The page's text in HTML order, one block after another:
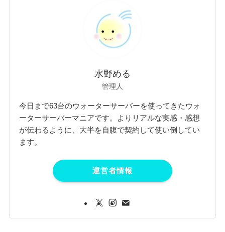
水野める
管理人
今日まで63台のウォーターサーバーを使ってきたウォ
ーターサーバーマニアです。よりリアルな実感・感想
が伝わるように、大半を自腹で契約して使い倒してい
ます。
運営者情報